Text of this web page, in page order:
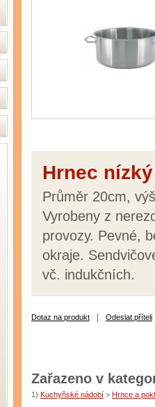
Hrnec
Průměr 20cm,
Vyrobeny z
provozy. Pevné,
okraje.
vč. indukčních.
Dotaz na produkt Odeslat příteli
Zařazeno v
1) Kuchyňské nádobí > Hrnce a